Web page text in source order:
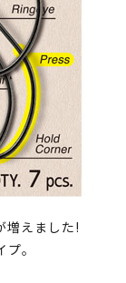
増えました!
。